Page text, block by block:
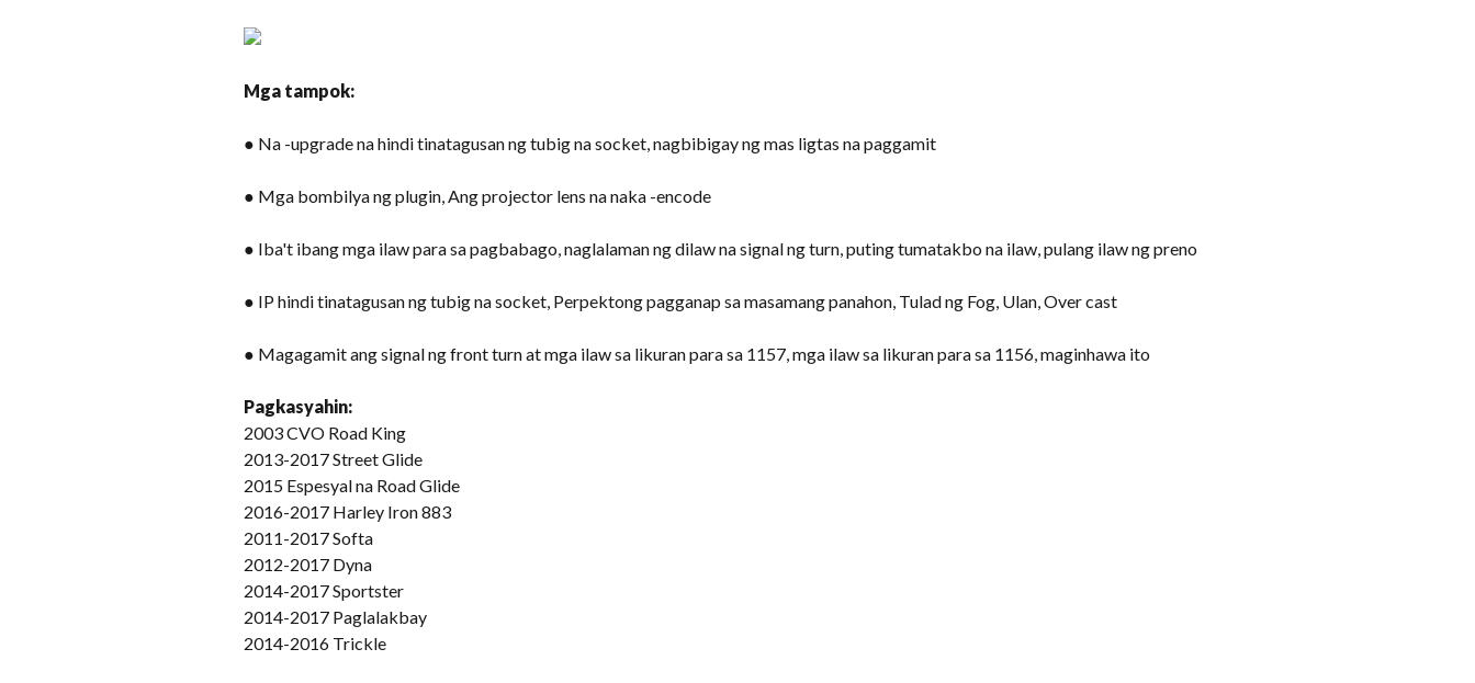
Mga tampok:
● Na -upgrade na hindi tinatagusan ng tubig na socket, nagbibigay ng mas ligtas na paggamit
● Mga bombilya ng plugin, Ang projector lens na naka -encode
● Iba't ibang mga ilaw para sa pagbabago, naglalaman ng dilaw na signal ng turn, puting tumatakbo na ilaw, pulang ilaw ng preno
● IP hindi tinatagusan ng tubig na socket, Perpektong pagganap sa masamang panahon, Tulad ng Fog, Ulan, Over cast
● Magagamit ang signal ng front turn at mga ilaw sa likuran para sa 1157, mga ilaw sa likuran para sa 1156, maginhawa ito
Pagkasyahin:
2003 CVO Road King
2013-2017 Street Glide
2015 Espesyal na Road Glide
2016-2017 Harley Iron 883
2011-2017 Softa
2012-2017 Dyna
2014-2017 Sportster
2014-2017 Paglalakbay
2014-2016 Trickle